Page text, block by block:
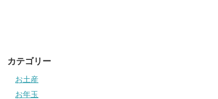
カテゴリー
お土産
お年玉